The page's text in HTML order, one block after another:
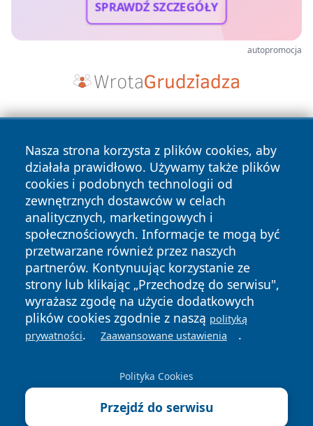
SPRAWDŹ SZCZEGÓŁY
autopromocja
Nasza strona korzysta z plików cookies, aby
działała prawidłowo. Używamy także plików
cookies i podobnych technologii od
zewnętrznych dostawców w celach
analitycznych, marketingowych i
społecznościowych. Informacje te mogą być
przetwarzane również przez naszych
partnerów. Kontynuując korzystanie ze
strony lub klikając „Przechodzę do serwisu",
wyrażasz zgodę na użycie dodatkowych
plików cookies zgodnie z naszą polityką
prywatności. Zaawansowane ustawienia .
Polityka Cookies
Przejdź do serwisu
Copyright © 2026 olkuszonline.pl Wszystkie prawa
zastrzeżone.
News Autorzy
Polityka
Prywatności
Polityka
Cookies